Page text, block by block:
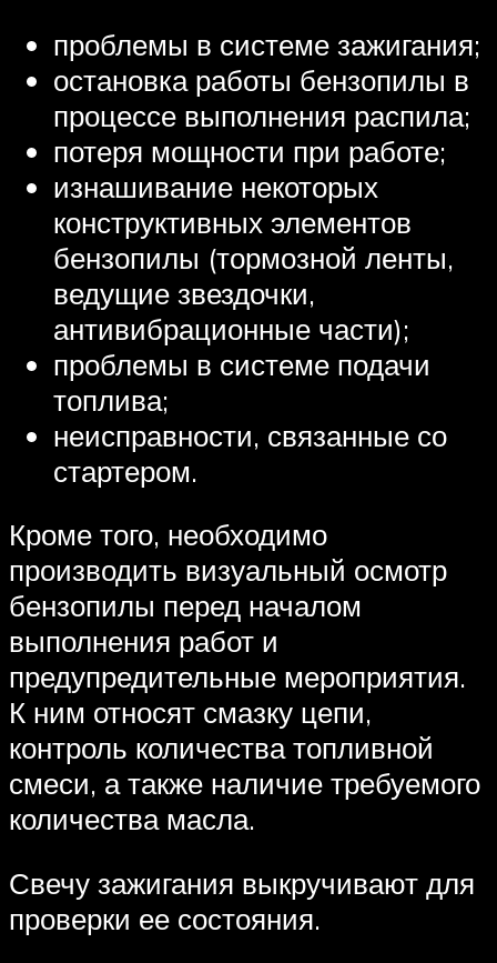
проблемы в системе зажигания;
остановка работы бензопилы в
процессе выполнения распила;
потеря мощности при работе;
изнашивание некоторых
конструктивных элементов
бензопилы (тормозной ленты,
ведущие звездочки,
антивибрационные части);
проблемы в системе подачи
топлива;
неисправности, связанные со
стартером.
Кроме того, необходимо
производить визуальный осмотр
бензопилы перед началом
выполнения работ и
предупредительные мероприятия.
К ним относят смазку цепи,
контроль количества топливной
смеси, а также наличие требуемого
количества масла.
Свечу зажигания выкручивают для
проверки ее состояния.